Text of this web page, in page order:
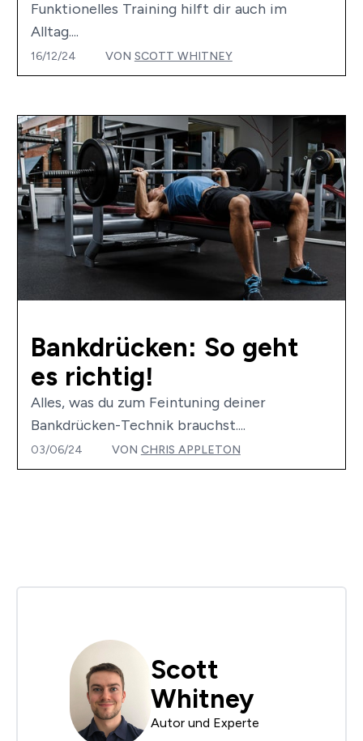
Funktionelles Training hilft dir auch im
Alltag....
16/12/24 VON SCOTT WHITNEY
Bankdrücken: So geht
es richtig!
Alles, was du zum Feintuning deiner
Bankdrücken-Technik brauchst....
03/06/24 VON CHRIS APPLETON
Scott
Whitney
Autor und Experte